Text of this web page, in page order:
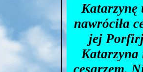
Katarzynę
nawróciła
jej
Katarzyna
cesarzem.